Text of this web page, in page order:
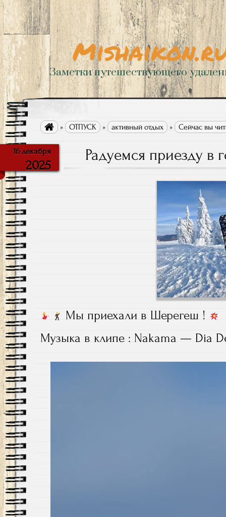
Заметки путешествующего
 » ОТПУСК » активный отдых » Сейчас вы
16 декабря
2025
Радуемся приезду в
Мы приехали в Шерегеш !
Музыка в клипе : Nakama — Dia